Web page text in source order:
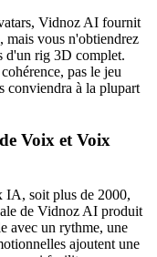
Vidnoz AI fournit
mais vous n'obtiendrez
d'un rig 3D complet.
pas le jeu
conviendra à la plupart
Voix et Voix
IA, soit plus de 2000,
de Vidnoz AI produit
avec un rythme, une
ajoutent une